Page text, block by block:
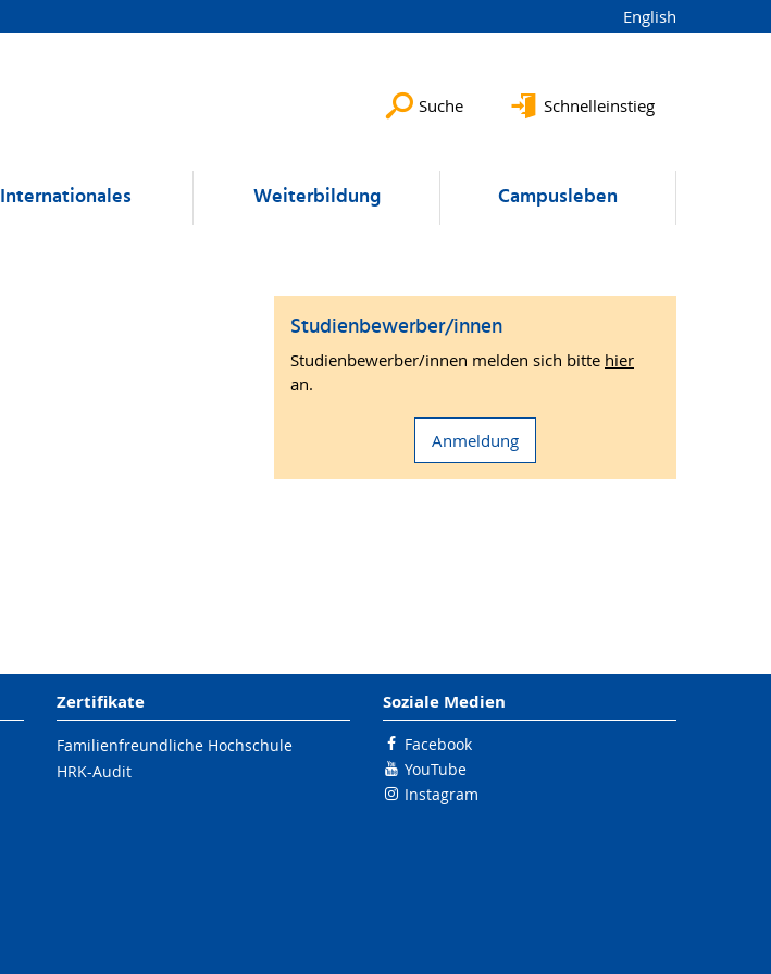
English
Suche Schnelleinstieg
Internationales Weiterbildung Campusleben
Studienbewerber/innen
Studienbewerber/innen melden sich bitte hier
an.
Anmeldung
Zertifikate
Familienfreundliche Hochschule
HRK-Audit
Soziale Medien
Facebook
YouTube
Instagram